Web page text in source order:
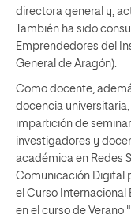
directora general y,
También ha sido
Emprendedores del
General de Aragón).
Como docente,
docencia
impartición de
investigadores y
académica en Redes
Comunicación Digital
el Curso Internacional
en el curso de Verano